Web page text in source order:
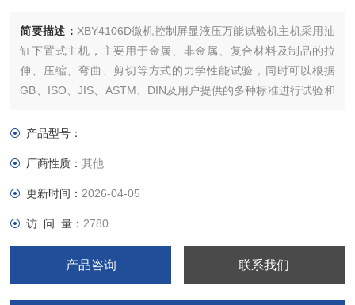
简要描述： XBY4106D微机控制屏显液压万能试验机主机采用油
缸下置式主机，主要用于金属、非金属、复合材料及制品的拉
伸、压缩、弯曲、剪切等方式的力学性能试验，同时可以根据
GB、ISO、JIS、ASTM、DIN及用户提供的多种标准进行试验和
电线电缆、橡胶塑料等行业的材料检验分析，是科研院所、大专
产品型号：
厂商性质：其他
更新时间： 2026-04-05
访 问 量： 2780
产品咨询 联系我们